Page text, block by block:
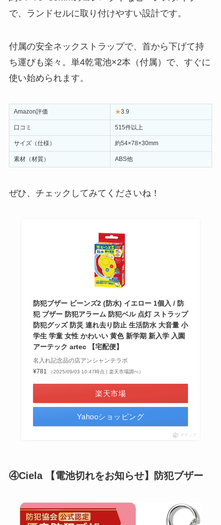
で、ランドセルに取り付けやすい設計です。
付属の安全ネックストラップで、首から下げて持
ち運びも楽々。単4乾電池×2本（付属）で、すぐに
使い始められます。
Amazon評価 ★3.9
口コミ 515件以上
サイズ（仕様） 約54×78×30mm
素材（材質） ABS他
ぜひ、チェックしてみてくださいね！
防犯ブザー ビーンズ2 (防水) イエロー 1個入 / 防
犯 ブザー 防犯アラーム 防犯ベル 点灯 ストラップ
防犯グッズ 防災 連れ去り防止 生活防水 大音量 小
学生 学童 女性 かわいい 黄色 新学期 新入学 入園
アーテック artec 【宅配便】
名入れ記念品の店アンシャンテラボ
¥781
（2025/09/03 10:47時点 | 楽天市場調べ）
楽天市場
Yahooショッピング
ポチップ
④Ciela 【電池切れをお知らせ】防犯ブザー